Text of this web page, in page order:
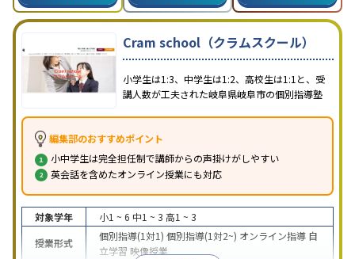
Cram school（クラムスクール）
小学生は1:3、中学生は1:2、高校生は1:1と、受
講人数が工夫された岐阜県岐阜市の個別指導塾
編集部のおすすめポイント
小中学生は完全担任制で講師からの声掛けがしやすい
英会話を含めたオンライン授業にも対応
対象学年 小1 ~ 6 中1 ~ 3 高1 ~ 3
授業形式
個別指導(1対1) 個別指導(1対2~) オンライン指導 自
立学習 映像授業